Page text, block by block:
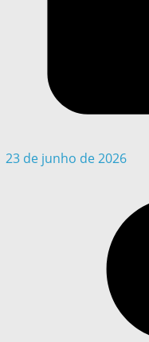
23 de junho de 2026